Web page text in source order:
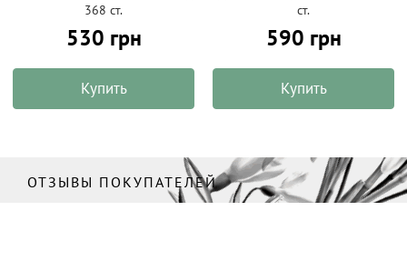
368 ст.
530 грн
Купить
ст.
590 грн
Купить
ОТЗЫВЫ ПОКУПАТЕЛЕЙ